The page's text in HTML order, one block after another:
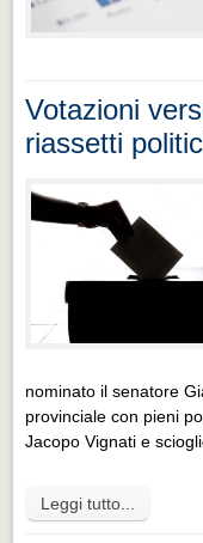
Votazioni
riassetti
nominato il senatore
provinciale con pieni
Jacopo Vignati e
Leggi tutto...